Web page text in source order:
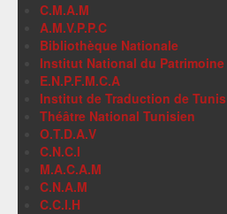
C.M.A.M
A.M.V.P.P.C
Bibliothèque Nationale
Institut National du Patrimoine
E.N.P.F.M.C.A
Institut de Traduction de Tunis
Théâtre National Tunisien
O.T.D.A.V
C.N.C.I
M.A.C.A.M
C.N.A.M
C.C.I.H